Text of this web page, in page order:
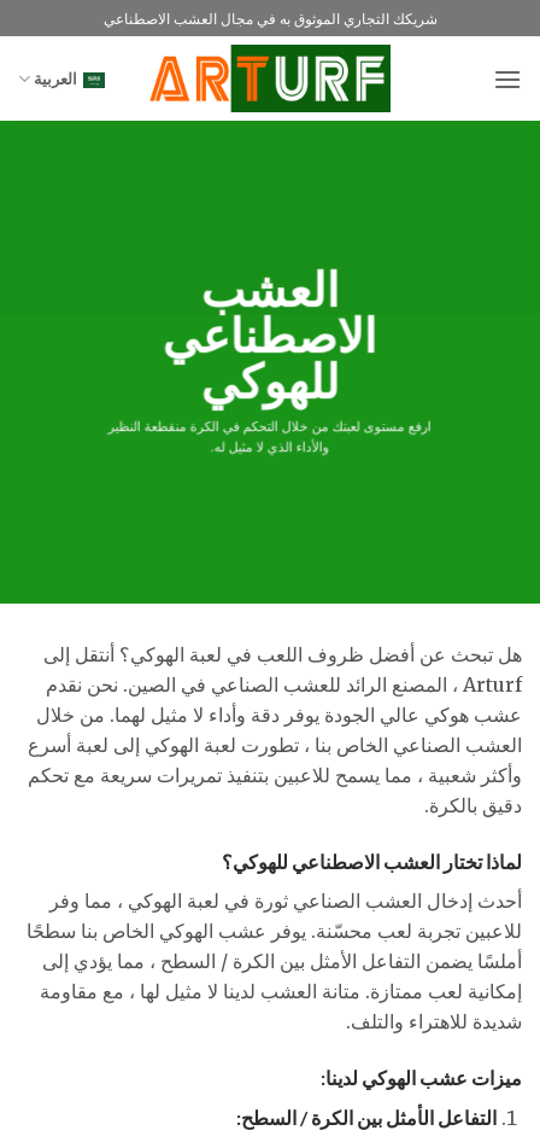
للمحتوى
شريكك التجاري الموثوق به في مجال العشب الاصطناعي
العربية
العشب
الاصطناعي
للهوكي
ارفع مستوى لعبتك من خلال التحكم في الكرة منقطعة النظير
والأداء الذي لا مثيل له.
هل تبحث عن أفضل ظروف اللعب في لعبة الهوكي؟ أنتقل إلى
Arturf ، المصنع الرائد للعشب الصناعي في الصين. نحن نقدم
عشب هوكي عالي الجودة يوفر دقة وأداء لا مثيل لهما. من خلال
العشب الصناعي الخاص بنا ، تطورت لعبة الهوكي إلى لعبة أسرع
وأكثر شعبية ، مما يسمح للاعبين بتنفيذ تمريرات سريعة مع تحكم
دقيق بالكرة.
لماذا تختار العشب الاصطناعي للهوكي؟
أحدث إدخال العشب الصناعي ثورة في لعبة الهوكي ، مما وفر
للاعبين تجربة لعب محسّنة. يوفر عشب الهوكي الخاص بنا سطحًا
أملسًا يضمن التفاعل الأمثل بين الكرة / السطح ، مما يؤدي إلى
إمكانية لعب ممتازة. متانة العشب لدينا لا مثيل لها ، مع مقاومة
شديدة للاهتراء والتلف.
ميزات عشب الهوكي لدينا:
التفاعل الأمثل بين الكرة / السطح: